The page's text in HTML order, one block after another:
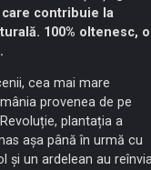
contribuie la
100% oltenesc, o
cea mai mare
provenea de pe
plantația a
așa până în urmă cu
și un ardelean au